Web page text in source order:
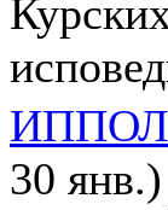
30 янв.)